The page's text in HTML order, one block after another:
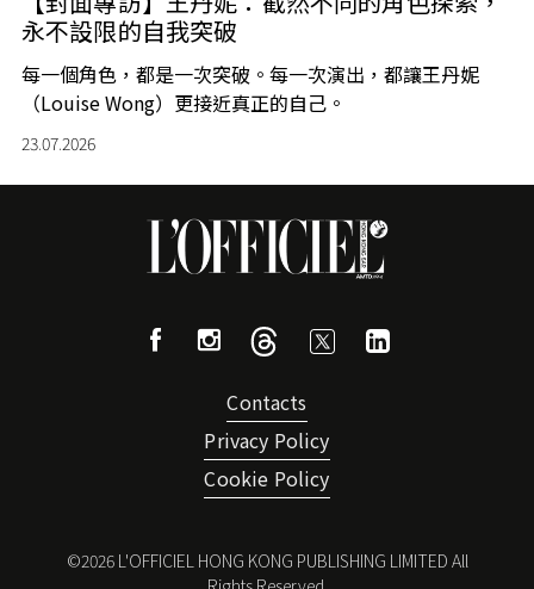
永不設限的自我突破
每一個角色，都是一次突破。每一次演出，都讓王丹妮
（Louise Wong）更接近真正的自己。
23.07.2026
Contacts
Privacy Policy
Cookie Policy
©2026L'OFFICIEL HONG KONG PUBLISHING LIMITED All